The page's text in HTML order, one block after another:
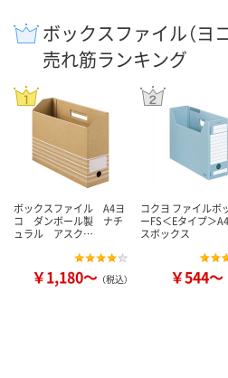
ボックスファイル（ヨ
売れ筋ランキング
ボックスファイル A4ヨ
コ ダンボール製 ナチ
ュラル アスク…
￥1,180～ （税込）
コクヨ ファイルボ
ーFS＜Eタイプ＞
スボックス
￥544～